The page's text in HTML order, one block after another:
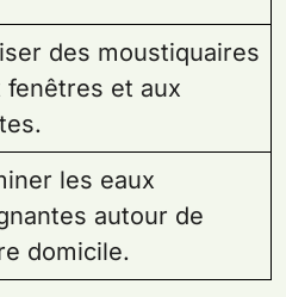
des moustiquaires
fenêtres et aux
les eaux
autour de
domicile.